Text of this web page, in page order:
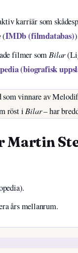
karriär som
(IMDb (filmdatabas)
filmer somBilar
(biografisk
vinnare av
röst iBilar– har
Martin
års mellanrum.